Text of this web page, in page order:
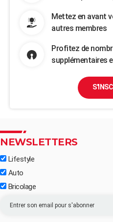
Mettez en avant
autres membres
Profitez de
supplémentaires
NEWSLETTERS
Lifestyle
Auto
Bricolage